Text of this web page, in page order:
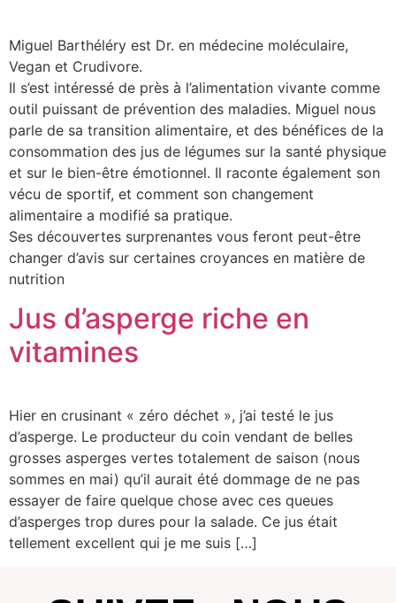
Miguel Barthéléry est Dr. en médecine moléculaire,
Vegan et Crudivore.
Il s’est intéressé de près à l’alimentation vivante comme
outil puissant de prévention des maladies. Miguel nous
parle de sa transition alimentaire, et des bénéfices de la
consommation des jus de légumes sur la santé physique
et sur le bien-être émotionnel. Il raconte également son
vécu de sportif, et comment son changement
alimentaire a modifié sa pratique.
Ses découvertes surprenantes vous feront peut-être
changer d’avis sur certaines croyances en matière de
nutrition
Jus d’asperge riche en
vitamines
Hier en crusinant « zéro déchet », j’ai testé le jus
d’asperge. Le producteur du coin vendant de belles
grosses asperges vertes totalement de saison (nous
sommes en mai) qu’il aurait été dommage de ne pas
essayer de faire quelque chose avec ces queues
d’asperges trop dures pour la salade. Ce jus était
tellement excellent qui je me suis […]